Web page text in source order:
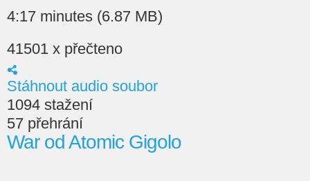
4:17 minutes (6.87 MB)
41501 x přečteno
Stáhnout audio soubor
1094 stažení
57 přehrání
War od Atomic Gigolo